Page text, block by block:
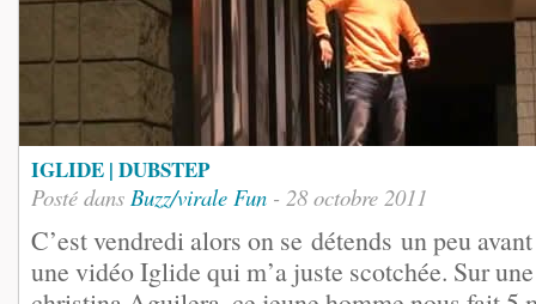
IGLIDE | DUBSTEP
Posté dans Buzz/virale Fun - 28 octobre 2011
C’est vendredi alors on se détends un peu
une vidéo Iglide qui m’a juste scotchée. Sur